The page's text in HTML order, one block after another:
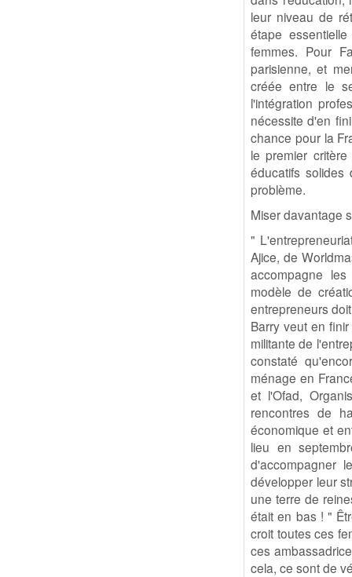
leur niveau de
étape
femmes. Pour
parisienne, et
créée entre le
l'intégration
nécessite d'en
chance pour la
le premier
éducatifs solides
problème.
Miser davantage
"
Ajice, de
accompagne
modèle de
entrepreneurs
Barry veut en
militante de
constaté
ménage en
et l'Ofad,
rencontres de
économique et
lieu en
d'accompagner
développer leur
une terre de
était en bas ! "
croit toutes ces
ces
cela, ce sont de